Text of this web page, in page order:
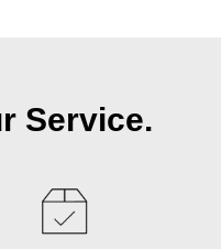
Service.